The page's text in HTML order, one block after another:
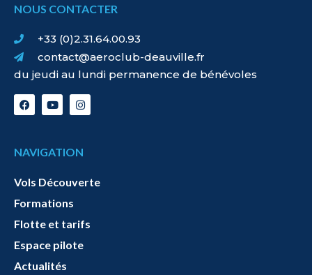
NOUS CONTACTER
+33 (0)2.31.64.00.93
contact@aeroclub-deauville.fr
du jeudi au lundi permanence de bénévoles
NAVIGATION
Vols Découverte
Formations
Flotte et tarifs
Espace pilote
Actualités